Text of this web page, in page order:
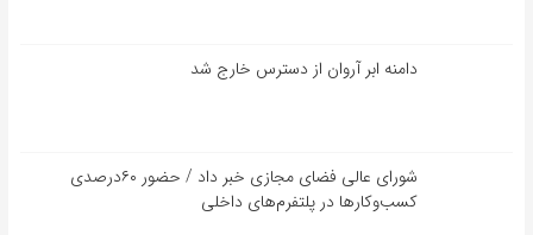
دامنه ابر آروان از دسترس خارج شد
شورای عالی فضای مجازی خبر داد / حضور ۶۰درصدی
کسب‌و‌کارها در پلتفرم‌های داخلی